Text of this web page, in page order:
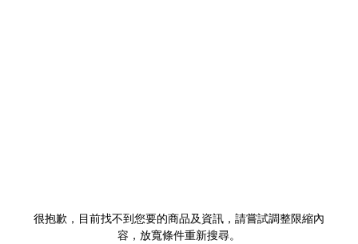
很抱歉，目前找不到您要的商品及資訊，請嘗試調整限縮內
容，放寬條件重新搜尋。